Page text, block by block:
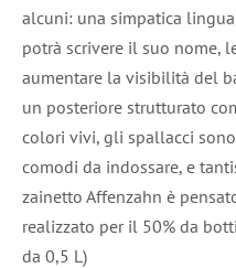
alcuni: una simpatica
potrà scrivere il suo nome,
aumentare la visibilità del
un posteriore strutturato
colori vivi, gli spallacci
comodi da indossare, e
zainetto Affenzahn è
realizzato per il 50% da
da 0,5 L)